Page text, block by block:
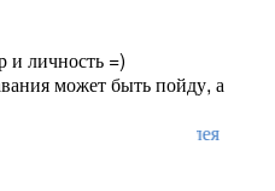
и личность =)
может быть пойду, а
Лорелея